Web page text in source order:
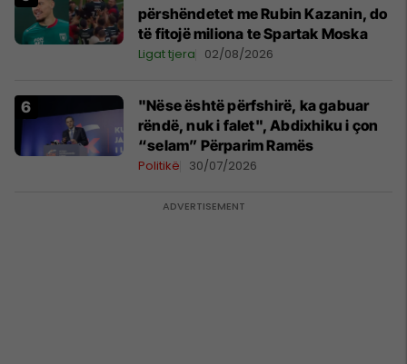
përshëndetet me Rubin Kazanin, do
të fitojë miliona te Spartak Moska
Ligat tjera 02/08/2026
"Nëse është përfshirë, ka gabuar
rëndë, nuk i falet", Abdixhiku i çon
“selam” Përparim Ramës
Politikë 30/07/2026